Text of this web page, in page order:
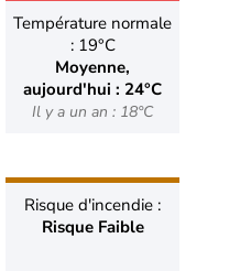
Température normale
: 19°C
Moyenne,
aujourd'hui : 24°C
Il y a un an : 18°C
Risque d'incendie :
Risque Faible